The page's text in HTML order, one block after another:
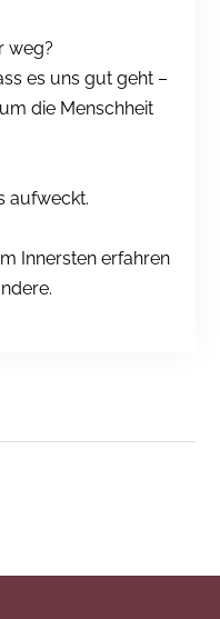
weg?
es uns gut geht –
die Menschheit
aufweckt.
Innersten erfahren